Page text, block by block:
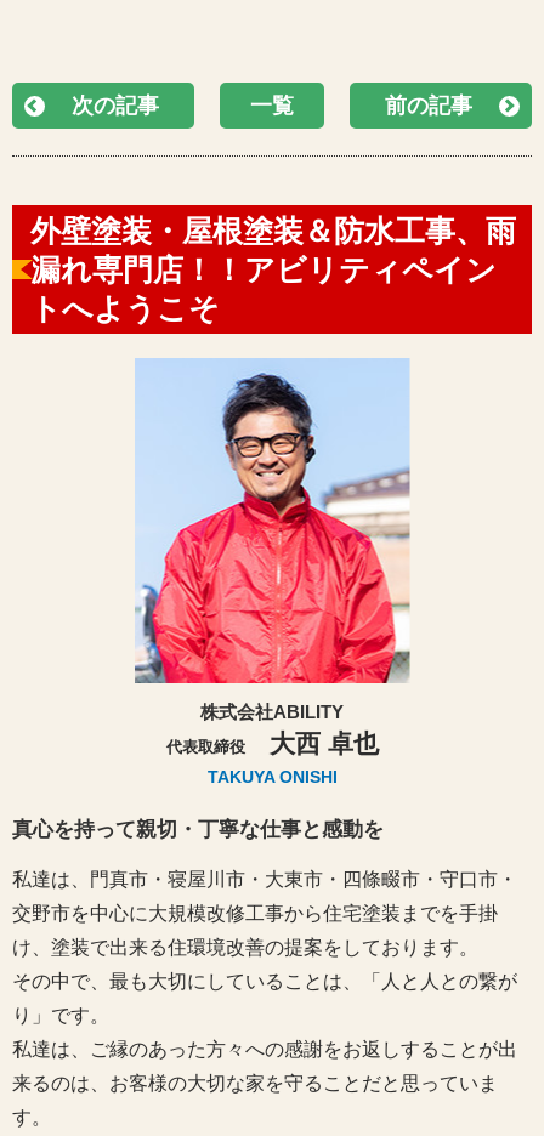
次の記事 一覧 前の記事
外壁塗装・屋根塗装＆防水工事、雨
漏れ専門店！！アビリティペイン
トへようこそ
株式会社ABILITY
代表取締役 大西 卓也
TAKUYA ONISHI
真心を持って親切・丁寧な仕事と感動を
私達は、門真市・寝屋川市・大東市・四條畷市・守口市・
交野市を中心に大規模改修工事から住宅塗装までを手掛
け、塗装で出来る住環境改善の提案をしております。
その中で、最も大切にしていることは、「人と人との繋が
り」です。
私達は、ご縁のあった方々への感謝をお返しすることが出
来るのは、お客様の大切な家を守ることだと思っていま
す。